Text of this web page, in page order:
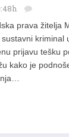
prava žitelja
kriminal
prijavu tešku
kako je